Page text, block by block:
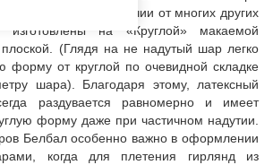
Шары Белбал, в отличии от многих других
изготовлены на «Круглой» макаемой
(Глядя на не надутый шар легко
форму от круглой по очевидной складке
шара). Благодаря этому, латексный
раздувается равномерно и имеет
форму даже при частичном надутии.
Белбал особенно важно в оформлении
когда для плетения гирлянд из